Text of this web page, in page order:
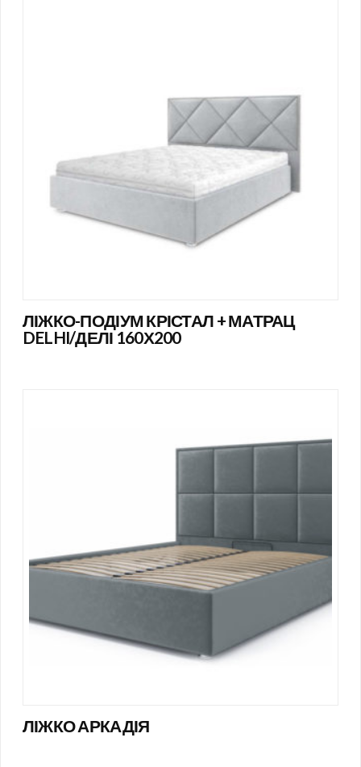
ЛІЖКО-ПОДІУМ КРІСТАЛ + МАТРАЦ
DELHI/ДЕЛІ 160Х200
ЛІЖКО АРКАДІЯ